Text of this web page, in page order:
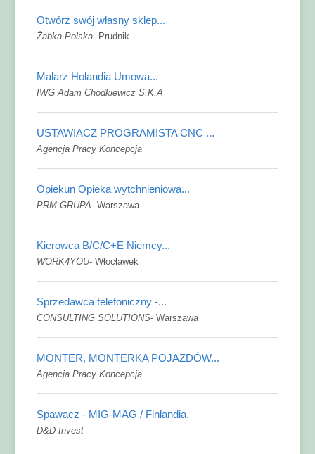
Otwórz swój własny sklep...
Żabka Polska- Prudnik
Malarz Holandia Umowa...
IWG Adam Chodkiewicz S.K.A
USTAWIACZ PROGRAMISTA CNC ...
Agencja Pracy Koncepcja
Opiekun Opieka wytchnieniowa...
PRM GRUPA-Warszawa
Kierowca B/C/C+E Niemcy...
WORK4YOU-Włocławek
Sprzedawca telefoniczny -...
CONSULTING SOLUTIONS-Warszawa
MONTER, MONTERKA POJAZDÓW...
Agencja Pracy Koncepcja
Spawacz - MIG-MAG / Finlandia.
D&D Invest